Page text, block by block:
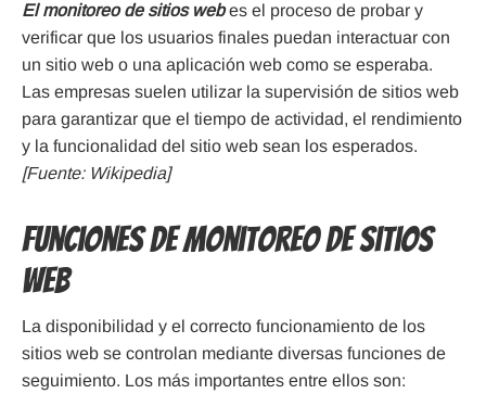
El monitoreo de sitios webes el proceso de probar y
verificar que los usuarios finales puedan interactuar con
un sitio web o una aplicación web como se esperaba.
Las empresas suelen utilizar la supervisión de sitios web
para garantizar que el tiempo de actividad, el rendimiento
y la funcionalidad del sitio web sean los esperados.
[Fuente: Wikipedia]
Funciones de monitoreo de sitios
web
La disponibilidad y el correcto funcionamiento de los
sitios web se controlan mediante diversas funciones de
seguimiento. Los más importantes entre ellos son: